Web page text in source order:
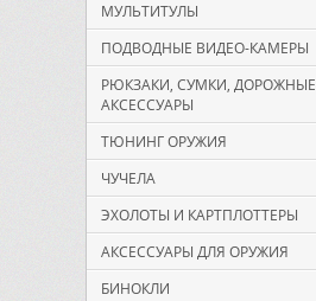
МУЛЬТИТУЛЫ
ПОДВОДНЫЕ ВИДЕО-КАМЕРЫ
РЮКЗАКИ, СУМКИ, ДОРОЖНЫЕ
АКСЕССУАРЫ
ТЮНИНГ ОРУЖИЯ
ЧУЧЕЛА
ЭХОЛОТЫ И КАРТПЛОТТЕРЫ
АКСЕССУАРЫ ДЛЯ ОРУЖИЯ
БИНОКЛИ